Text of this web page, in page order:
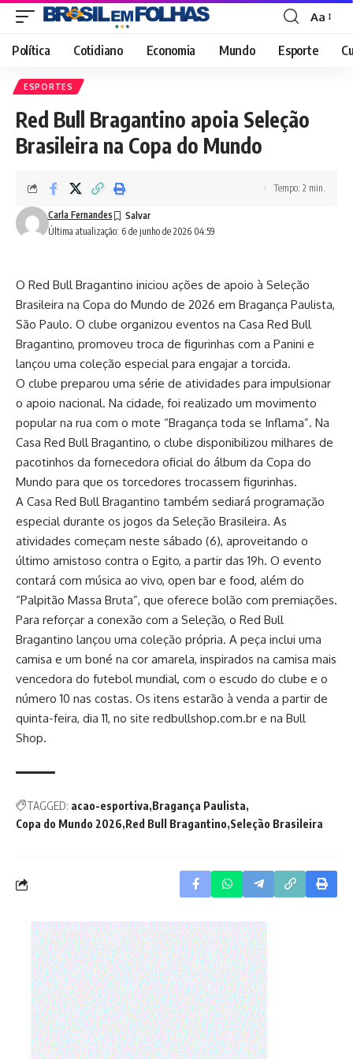
Font
Resizer
Aa
Política Cotidiano Economia Mundo Esporte
ESPORTES
Red Bull Bragantino apoia Seleção
Brasileira na Copa do Mundo
Última atualização: 6 de junho de 2026 04:59
Carla Fernandes
Tempo: 2 min.
O Red Bull Bragantino iniciou ações de apoio à Seleção
Brasileira na Copa do Mundo de 2026 em Bragança Paulista,
São Paulo. O clube organizou eventos na Casa Red Bull
Bragantino, promoveu troca de figurinhas com a Panini e
lançou uma coleção especial para engajar a torcida.
O clube preparou uma série de atividades para impulsionar
o apoio nacional. Na cidade, foi realizado um movimento
popular na rua com o mote “Bragança toda se Inflama”. Na
Casa Red Bull Bragantino, o clube disponibilizou milhares de
pacotinhos da fornecedora oficial do álbum da Copa do
Mundo para que os torcedores trocassem figurinhas.
A Casa Red Bull Bragantino também sediará programação
especial durante os jogos da Seleção Brasileira. As
atividades começam neste sábado (6), aproveitando o
último amistoso contra o Egito, a partir das 19h. O evento
contará com música ao vivo, open bar e food, além do
“Palpitão Massa Bruta”, que oferece bolão com premiações.
Para reforçar a conexão com a Seleção, o Red Bull
Bragantino lançou uma coleção própria. A peça inclui uma
camisa e um boné na cor amarela, inspirados na camisa mais
vencedora do futebol mundial, com o escudo do clube e o
número 10 nas costas. Os itens estarão à venda a partir de
quinta-feira, dia 11, no site redbullshop.com.br e na Bull
Shop.
TAGGED: acao-esportiva Bragança Paulista
Copa do Mundo 2026 Red Bull Bragantino Seleção Brasileira